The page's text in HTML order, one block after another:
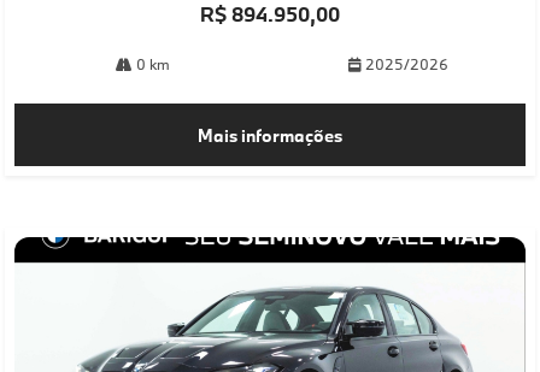
R$ 894.950,00
0 km 2025/2026
Mais informações